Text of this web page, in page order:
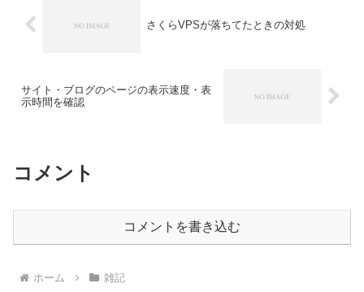
さくらVPSが落ちてたときの対処
サイト・ブログのページの表示速度・表
示時間を確認
コメント
コメントを書き込む
ホーム 雑記